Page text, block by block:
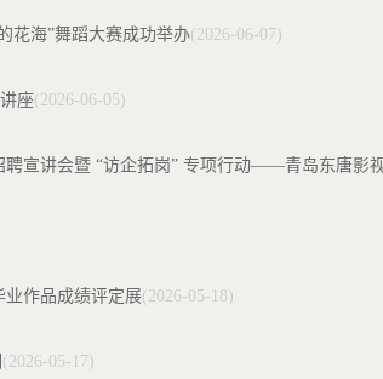
花海”舞蹈大赛成功举办(2026-06-07)
座(2026-06-05)
聘宣讲会暨 “访企拓岗” 专项行动——青岛东唐影
业作品成绩评定展(2026-05-18)
(2026-05-17)